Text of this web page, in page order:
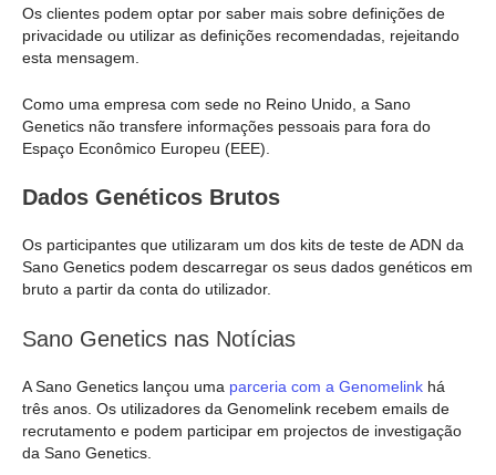
Os clientes podem optar por saber mais sobre definições de
privacidade ou utilizar as definições recomendadas, rejeitando
esta mensagem.
Como uma empresa com sede no Reino Unido, a Sano
Genetics não transfere informações pessoais para fora do
Espaço Econômico Europeu (EEE).
Dados Genéticos Brutos
Os participantes que utilizaram um dos kits de teste de ADN da
Sano Genetics podem descarregar os seus dados genéticos em
bruto a partir da conta do utilizador.
Sano Genetics nas Notícias
A Sano Genetics lançou uma parceria com a Genomelink há
três anos. Os utilizadores da Genomelink recebem emails de
recrutamento e podem participar em projectos de investigação
da Sano Genetics.